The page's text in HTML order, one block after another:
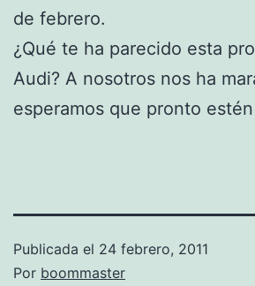
de febrero.
¿Qué te ha parecido esta
Audi? A nosotros nos ha
esperamos que pronto
Publicada el 24 febrero, 2011
Por boommaster